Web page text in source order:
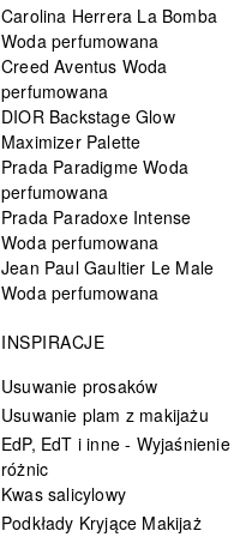
Carolina Herrera La Bomba
Woda perfumowana
Creed Aventus Woda
perfumowana
DIOR Backstage Glow
Maximizer Palette
Prada Paradigme Woda
perfumowana
Prada Paradoxe Intense
Woda perfumowana
Jean Paul Gaultier Le Male
Woda perfumowana
INSPIRACJE
Usuwanie prosaków
Usuwanie plam z makijażu
EdP, EdT i inne - Wyjaśnienie
różnic
Kwas salicylowy
Podkłady Kryjące Makijaż